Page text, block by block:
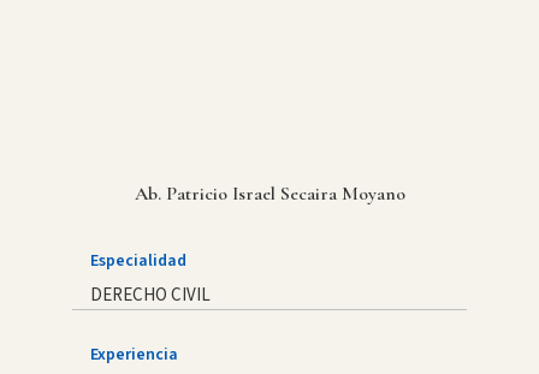
Ab. Patricio Israel Secaira Moyano
Especialidad
DERECHO CIVIL
Experiencia